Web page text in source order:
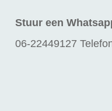
Stuur een
06-22449127